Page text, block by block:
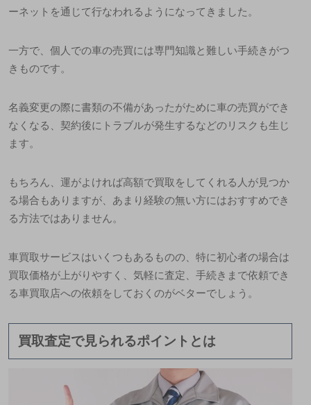
ーネットを通じて行なわれるようになってきました。
一方で、個人での車の売買には専門知識と難しい手続きがつ
きものです。
名義変更の際に書類の不備があったがために車の売買ができ
なくなる、契約後にトラブルが発生するなどのリスクも生じ
ます。
もちろん、運がよければ高額で買取をしてくれる人が見つか
る場合もありますが、あまり経験の無い方にはおすすめでき
る方法ではありません。
車買取サービスはいくつもあるものの、特に初心者の場合は
買取価格が上がりやすく、気軽に査定、手続きまで依頼でき
る車買取店への依頼をしておくのがベターでしょう。
買取査定で見られるポイントとは